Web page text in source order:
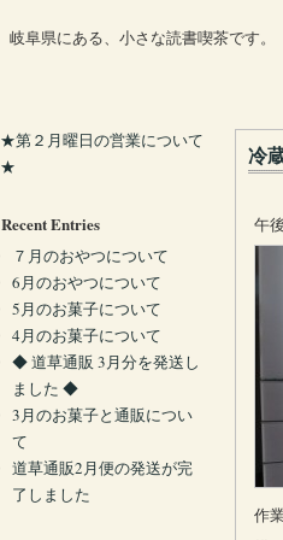
岐阜県にある、小さな読書喫茶です。
冷
午
作
★第２月曜日の営業について
★
Recent Entries
７月のおやつについて
6月のおやつについて
5月のお菓子について
4月のお菓子について
◆ 道草通販 3月分を発送し
ました ◆
3月のお菓子と通販につい
て
道草通販2月便の発送が完
了しました